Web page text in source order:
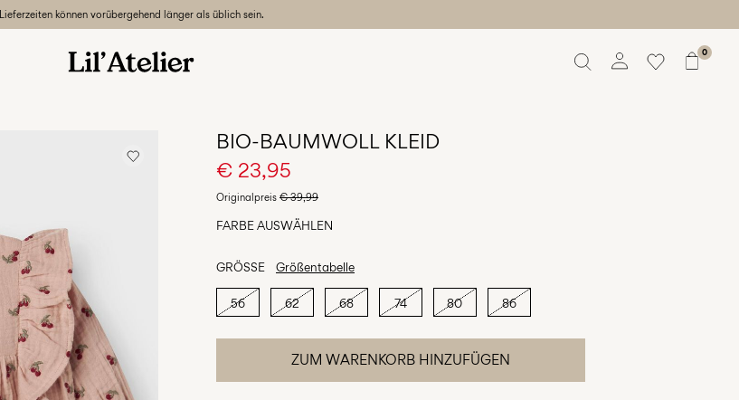
Lieferzeiten können vorübergehend länger als üblich sein.
0
BIO-BAUMWOLL KLEID
€ 23,95
Originalpreis € 39,99
FARBE AUSWÄHLEN
GRÖSSE Größentabelle
56 62 68 74 80 86
ZUM WARENKORB HINZUFÜGEN